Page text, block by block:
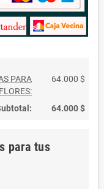
PARA
64.000 $
64.000 $
para tus